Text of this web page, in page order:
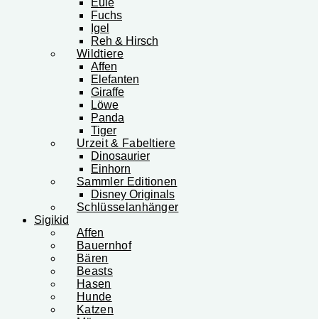
Eule
Fuchs
Igel
Reh & Hirsch
Wildtiere
Affen
Elefanten
Giraffe
Löwe
Panda
Tiger
Urzeit & Fabeltiere
Dinosaurier
Einhorn
Sammler Editionen
Disney Originals
Schlüsselanhänger
Sigikid
Affen
Bauernhof
Bären
Beasts
Hasen
Hunde
Katzen